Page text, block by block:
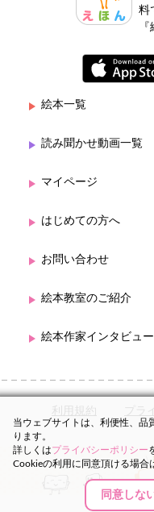
料
絵本一覧
読み聞かせ動画一覧
マイページ
はじめての方へ
お問い合わせ
絵本教室のご紹介
絵本作家インタビュー
利用規約 プラ
当ウェブサイトは、利便性、品
ります。
詳しくはプライバシーポリシー
Cookieの利用に同意頂ける場合
同意しな